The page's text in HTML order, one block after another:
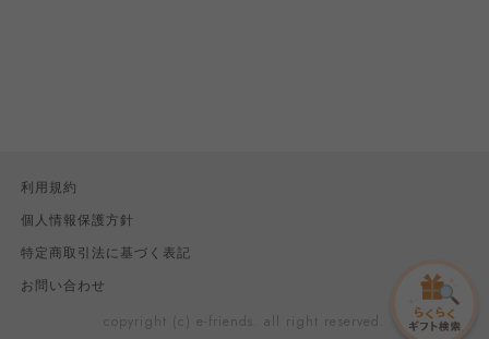
利用規約
個人情報保護方針
特定商取引法に基づく表記
お問い合わせ
copyright (c) e-friends. all right reserved.